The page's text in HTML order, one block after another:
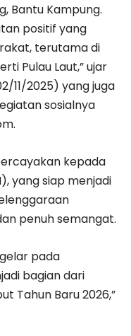
Bantu Kampung.
positif yang
terutama di
Pulau Laut,” ujar
11/2025) yang juga
sosialnya
kepada
yang siap menjadi
penuh semangat.
pada
bagian dari
Tahun Baru 2026,”